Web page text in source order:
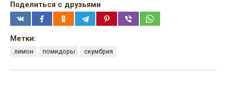
Поделиться с друзьями
Метки:
лимон помидоры скумбрия